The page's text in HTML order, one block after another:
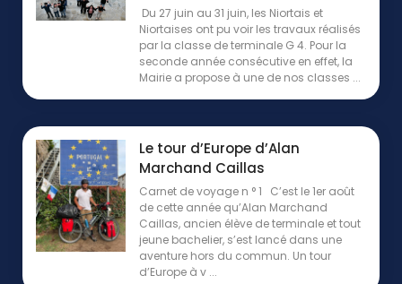
Du 27 juin au 31 juin, les Niortais et
Niortaises ont pu voir les travaux réalisés
par la classe de terminale G 4. Pour la
seconde année consécutive en effet, la
Mairie a propose à une de nos classes ...
Le tour d’Europe d’Alan
Marchand Caillas
Carnet de voyage n ° 1 C’est le 1er août
de cette année qu’Alan Marchand
Caillas, ancien élève de terminale et tout
jeune bachelier, s’est lancé dans une
aventure hors du commun. Un tour
d’Europe à v ...